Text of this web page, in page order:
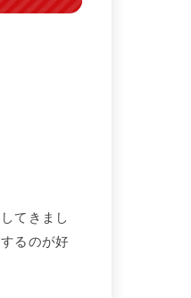
てきまし
るのが好